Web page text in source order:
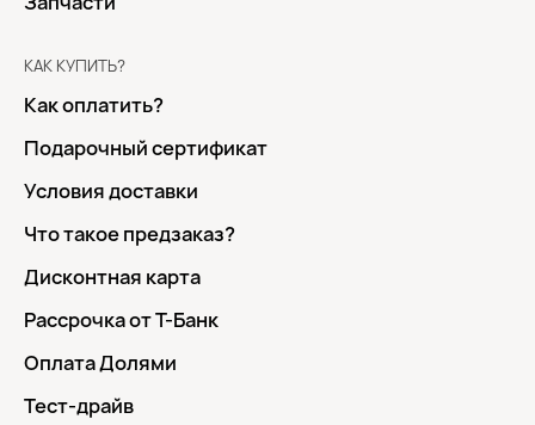
КАК КУПИТЬ?
Как оплатить?
Подарочный сертификат
Условия доставки
Что такое предзаказ?
Дисконтная карта
Рассрочка от Т-Банк
Оплата Долями
Тест-драйв